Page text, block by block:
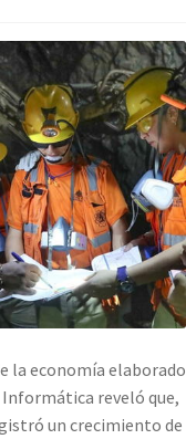
la economía elaborado
reveló que,
un crecimiento de